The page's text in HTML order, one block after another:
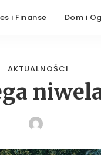
i Finanse Dom i
AKTUALNOŚCI